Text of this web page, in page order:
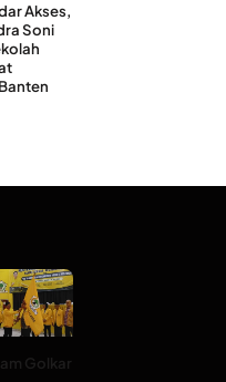
Akses,
Soni
Golkar